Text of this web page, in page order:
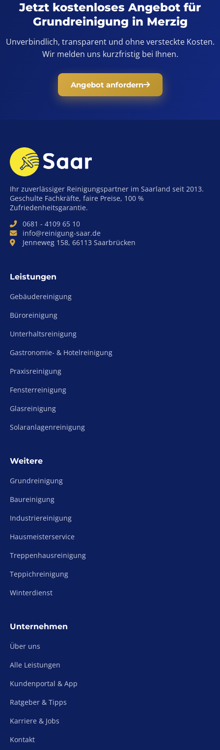
Jetzt kostenloses Angebot für
Grundreinigung in Merzig
Unverbindlich, transparent und ohne versteckte Kosten.
Wir melden uns kurzfristig bei Ihnen.
Angebot anfordern
Ihr zuverlässiger Reinigungspartner im Saarland seit 2013.
Geschulte Fachkräfte, faire Preise, 100 %
Zufriedenheitsgarantie.
0681 - 4109 65 10
info@reinigung-saar.de
Jenneweg 158, 66113 Saarbrücken
Leistungen
Gebäudereinigung
Büroreinigung
Unterhaltsreinigung
Gastronomie- & Hotelreinigung
Praxisreinigung
Fensterreinigung
Glasreinigung
Solaranlagenreinigung
Weitere
Grundreinigung
Baureinigung
Industriereinigung
Hausmeisterservice
Treppenhausreinigung
Teppichreinigung
Winterdienst
Unternehmen
Über uns
Alle Leistungen
Kundenportal & App
Ratgeber & Tipps
Karriere & Jobs
Kontakt